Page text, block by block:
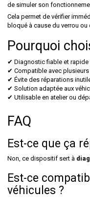
de simuler son
Cela permet de vérifier
bloqué à cause du verrou ou
Pourquoi
✔ Diagnostic fiable et rapide
✔ Compatible avec plusieurs
✔ Évite des réparations
✔ Solution adaptée aux
✔ Utilisable en atelier ou
FAQ
Est-ce que ça
Non, ce dispositif sert à
Est-ce
véhicules ?